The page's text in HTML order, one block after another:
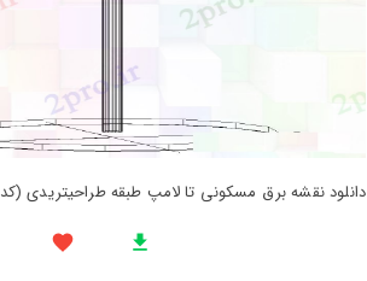
دانلود نقشه برق مسکونی تا لامپ طبقه طراحیتریدی (کد152835)